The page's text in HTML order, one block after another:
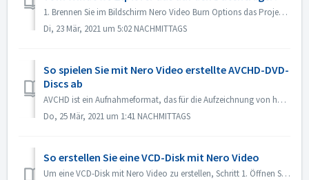
1. Brennen Sie im Bildschirm Nero Video Burn Options das Projekt in einen Festplattenordner. Wenn das Brennen erfolgreich war, verwenden Sie zum Brennen ...
Di, 23 Mär, 2021 um 5:02 NACHMITTAGS
So spielen Sie mit Nero Video erstellte AVCHD-DVD-
Discs ab
AVCHD ist ein Aufnahmeformat, das für die Aufzeichnung von hochauflösenden Videos auf Medien wie beschreibbare DVD-Medien, Festplatten und Speicherkarten en...
Do, 25 Mär, 2021 um 1:41 NACHMITTAGS
So erstellen Sie eine VCD-Disk mit Nero Video
Um eine VCD-Disk mit Nero Video zu erstellen, Schritt 1. Öffnen Sie Nero Video. Schritt 2. Ziehen Sie eine Videodatei auf Nero Video Home, Nero Video öffnet...